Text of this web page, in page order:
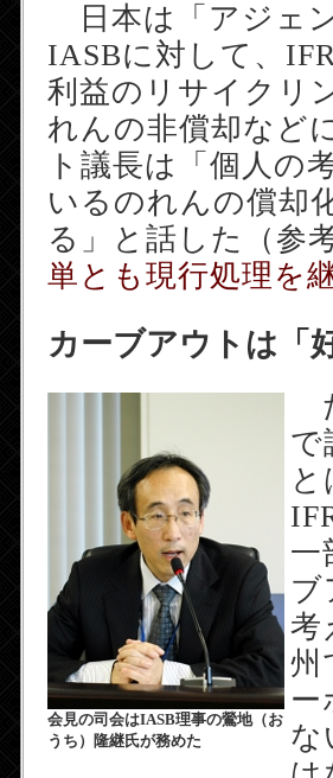
日本は「アジェ
IASBに対して、
利益のリサイクリ
れんの非償却など
ト議長は「個人の
いるのれんの償却
る」と話した（参
単とも現行処理を
カーブアウトは「
会見の司会はIASB理事の鶯地（お
うち）隆継氏が務めた
で
一
ブ
考
州
ー
な